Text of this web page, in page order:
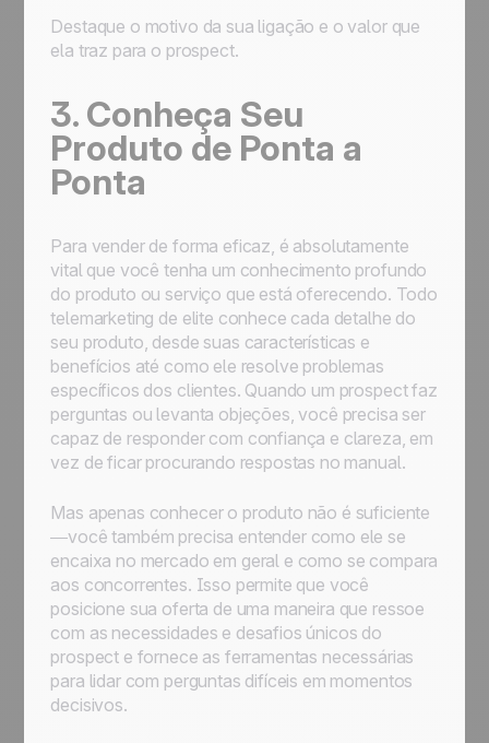
Destaque o motivo da sua ligação e o valor que
ela traz para o prospect.
3. Conheça Seu
Produto de Ponta a
Ponta
Para vender de forma eficaz, é absolutamente
vital que você tenha um conhecimento profundo
do produto ou serviço que está oferecendo. Todo
telemarketing de elite conhece cada detalhe do
seu produto, desde suas características e
benefícios até como ele resolve problemas
específicos dos clientes. Quando um prospect faz
perguntas ou levanta objeções, você precisa ser
capaz de responder com confiança e clareza, em
vez de ficar procurando respostas no manual.
Mas apenas conhecer o produto não é suficiente
—você também precisa entender como ele se
encaixa no mercado em geral e como se compara
aos concorrentes. Isso permite que você
posicione sua oferta de uma maneira que ressoe
com as necessidades e desafios únicos do
prospect e fornece as ferramentas necessárias
para lidar com perguntas difíceis em momentos
decisivos.